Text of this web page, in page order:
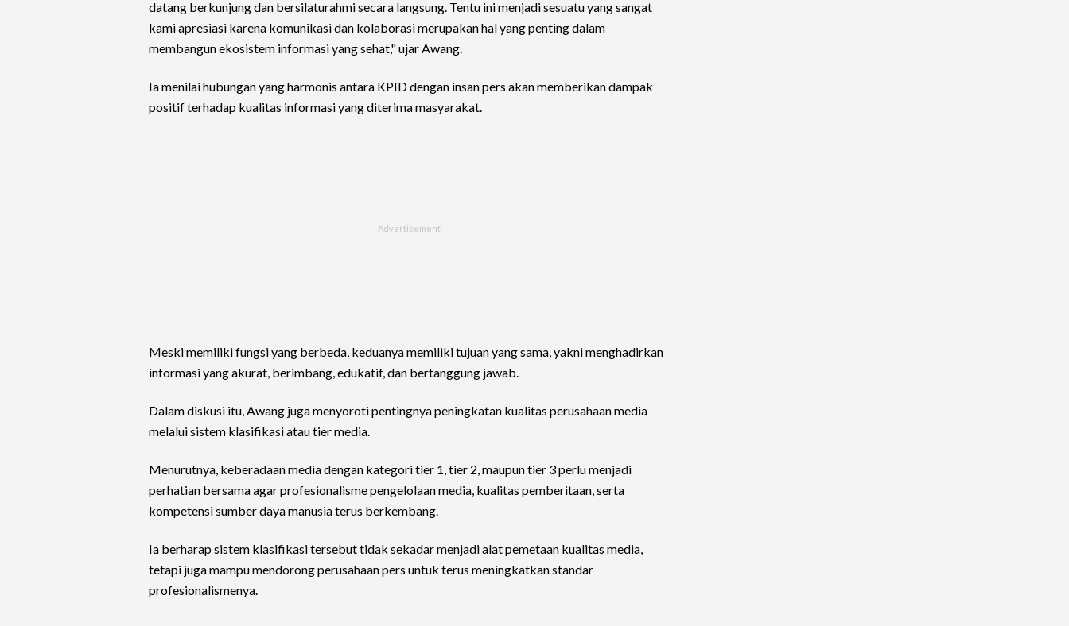
datang berkunjung dan bersilaturahmi secara langsung. Tentu ini menjadi sesuatu yang sangat
kami apresiasi karena komunikasi dan kolaborasi merupakan hal yang penting dalam
membangun ekosistem informasi yang sehat," ujar Awang.
Ia menilai hubungan yang harmonis antara KPID dengan insan pers akan memberikan dampak
positif terhadap kualitas informasi yang diterima masyarakat.
Meski memiliki fungsi yang berbeda, keduanya memiliki tujuan yang sama, yakni menghadirkan
informasi yang akurat, berimbang, edukatif, dan bertanggung jawab.
Dalam diskusi itu, Awang juga menyoroti pentingnya peningkatan kualitas perusahaan media
melalui sistem klasifikasi atau tier media.
Menurutnya, keberadaan media dengan kategori tier 1, tier 2, maupun tier 3 perlu menjadi
perhatian bersama agar profesionalisme pengelolaan media, kualitas pemberitaan, serta
kompetensi sumber daya manusia terus berkembang.
Ia berharap sistem klasifikasi tersebut tidak sekadar menjadi alat pemetaan kualitas media,
tetapi juga mampu mendorong perusahaan pers untuk terus meningkatkan standar
profesionalismenya.